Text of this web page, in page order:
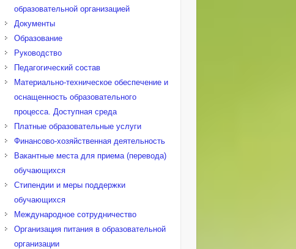
образовательной организацией
Документы
Образование
Руководство
Педагогический состав
Материально-техническое обеспечение и
оснащенность образовательного
процесса. Доступная среда
Платные образовательные услуги
Финансово-хозяйственная деятельность
Вакантные места для приема (перевода)
обучающихся
Стипендии и меры поддержки
обучающихся
Международное сотрудничество
Организация питания в образовательной
организации